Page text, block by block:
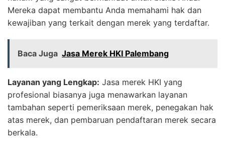
Mereka dapat membantu Anda memahami hak dan
kewajiban yang terkait dengan merek yang terdaftar.
Baca Juga Jasa Merek HKI Palembang
Layanan yang Lengkap: Jasa merek HKI yang
profesional biasanya juga menawarkan layanan
tambahan seperti pemeriksaan merek, penegakan hak
atas merek, dan pembaruan pendaftaran merek secara
berkala.